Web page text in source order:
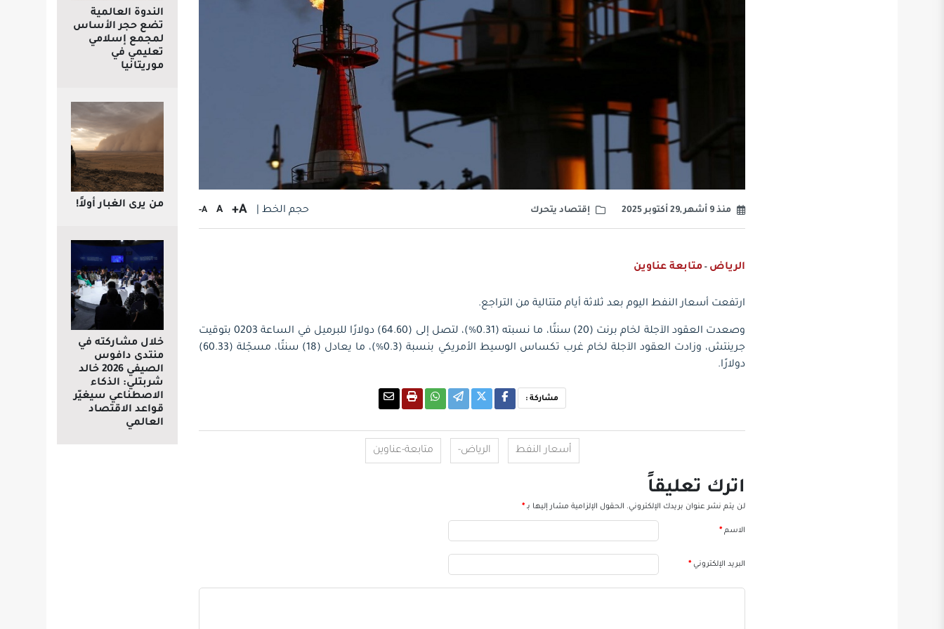
منذ 9 أشهر ,29 أكتوبر 2025 إقتصاد يتحرك حجم الخط | A+
A
A-
الرياض - متابعة عناوين
ارتفعت أسعار النفط اليوم بعد ثلاثة أيام متتالية من التراجع.
وصعدت العقود الآجلة لخام برنت (20) سنتًا، ما نسبته (0.31%)، لتصل إلى (64.60) دولارًا للبرميل في الساعة 0203 بتوقيت
جرينتش، وزادت العقود الآجلة لخام غرب تكساس الوسيط الأمريكي بنسبة (0.3%)، ما يعادل (18) سنتًا، مسجّلة (60.33)
دولارًا.
مشاركة :
أسعار النفط الرياض- متابعة-عناوين
اترك تعليقاً
لن يتم نشر عنوان بريدك الإلكتروني. الحقول الإلزامية مشار إليها بـ *
الاسم *
البريد الإلكتروني *
الندوة العالمية
تضع حجر الأساس
لمجمع إسلامي
تعليمي في
موريتانيا
من يرى الغبار أولاً!
خلال مشاركته في
منتدى دافوس
الصيفي 2026 خالد
شربتلي: الذكاء
الاصطناعي سيغيّر
قواعد الاقتصاد
العالمي